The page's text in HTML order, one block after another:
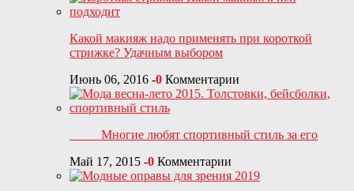
Какой макияж надо применять при короткой
стрижке? Удачным выбором
Июнь 06, 2016 -0 Комментарии
Многие любят спортивный стиль за его
Май 17, 2015 -0 Комментарии